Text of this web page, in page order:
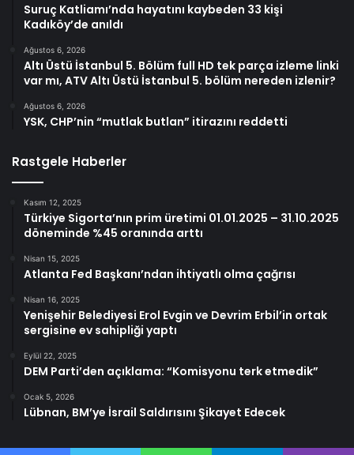
Suruç Katliamı’nda hayatını kaybeden 33 kişi
Kadıköy’de anıldı
Ağustos 6, 2026
Altı Üstü İstanbul 5. Bölüm full HD tek parça izleme linki
var mı, ATV Altı Üstü İstanbul 5. bölüm nereden izlenir?
Ağustos 6, 2026
YSK, CHP’nin “mutlak butlan” itirazını reddetti
Rastgele Haberler
Kasım 12, 2025
Türkiye Sigorta’nın prim üretimi 01.01.2025 – 31.10.2025
döneminde %45 oranında arttı
Nisan 15, 2025
Atlanta Fed Başkanı’ndan ihtiyatlı olma çağrısı
Nisan 16, 2025
Yenişehir Belediyesi Erol Evgin ve Devrim Erbil’in ortak
sergisine ev sahipliği yaptı
Eylül 22, 2025
DEM Parti’den açıklama: “Komisyonu terk etmedik”
Ocak 5, 2026
Lübnan, BM’ye İsrail Saldırısını Şikayet Edecek